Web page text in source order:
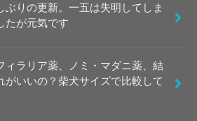
ぶりの更新。一五は失明してしま
たが元気です
ィラリア薬、ノミ・マダニ薬、結
がいいの？柴犬サイズで比較して